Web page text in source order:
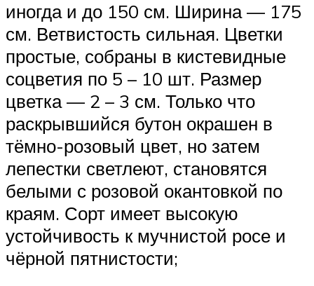
иногда и до 150 см. Ширина — 175
см. Ветвистость сильная. Цветки
простые, собраны в кистевидные
соцветия по 5 – 10 шт. Размер
цветка — 2 – 3 см. Только что
раскрывшийся бутон окрашен в
тёмно-розовый цвет, но затем
лепестки светлеют, становятся
белыми с розовой окантовкой по
краям. Сорт имеет высокую
устойчивость к мучнистой росе и
чёрной пятнистости;